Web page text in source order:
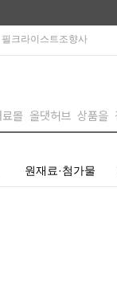
필크라이스트조향사
원재료·첨가물